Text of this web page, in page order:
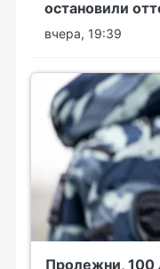
остановили
вчера, 19:39
Пролежни, 100